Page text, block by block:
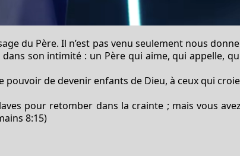
du Père. Il n’est pas venu seulement nous
dans son intimité : un Père qui aime, qui appelle,
pouvoir de devenir enfants de Dieu, à ceux qui
pour retomber dans la crainte ; mais vous
8:15)